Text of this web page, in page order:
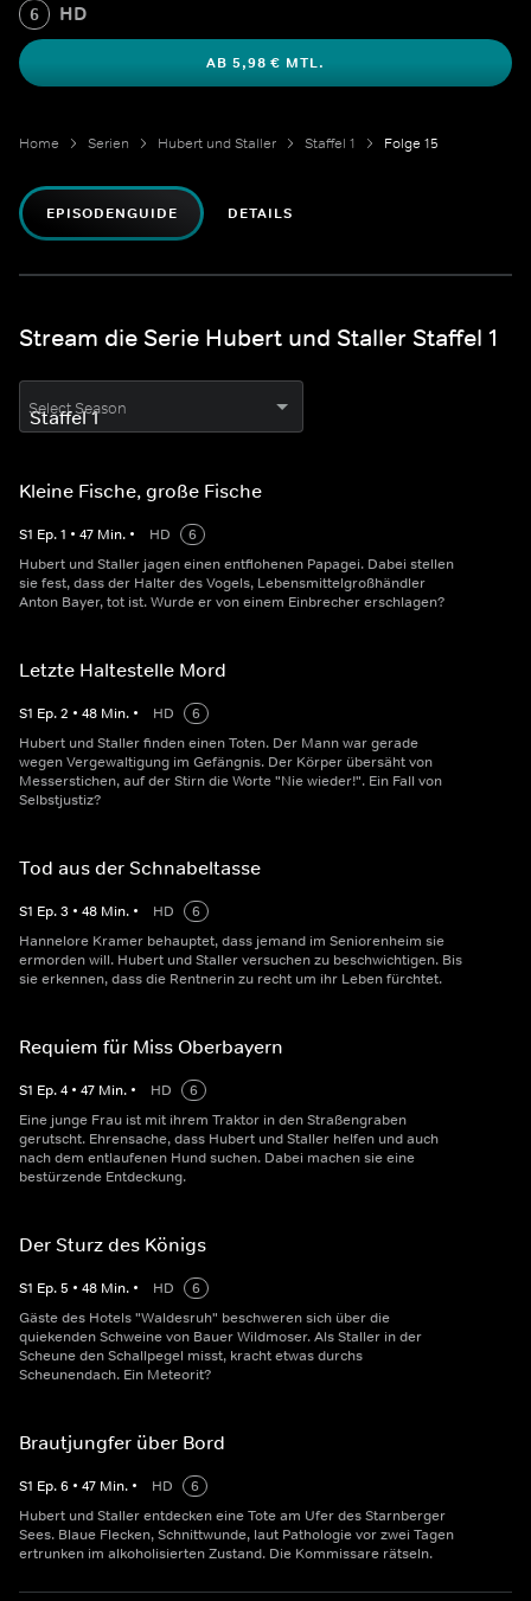
6 HD
AB 5,98 € MTL.
Home Serien Hubert und Staller Staffel 1 Folge 15
EPISODENGUIDE DETAILS
Stream die Serie Hubert und Staller Staffel 1
Select Season
Kleine Fische, große Fische
S1 Ep.1 • 47 Min. • HD
6
Hubert und Staller jagen einen entflohenen Papagei. Dabei stellen
sie fest, dass der Halter des Vogels, Lebensmittelgroßhändler
Anton Bayer, tot ist. Wurde er von einem Einbrecher erschlagen?
Letzte Haltestelle Mord
S1 Ep.2 • 48 Min. • HD
6
Hubert und Staller finden einen Toten. Der Mann war gerade
wegen Vergewaltigung im Gefängnis. Der Körper übersäht von
Messerstichen, auf der Stirn die Worte "Nie wieder!". Ein Fall von
Selbstjustiz?
Tod aus der Schnabeltasse
S1 Ep.3 • 48 Min. • HD
6
Hannelore Kramer behauptet, dass jemand im Seniorenheim sie
ermorden will. Hubert und Staller versuchen zu beschwichtigen. Bis
sie erkennen, dass die Rentnerin zu recht um ihr Leben fürchtet.
Requiem für Miss Oberbayern
S1 Ep.4 • 47 Min. • HD
6
Eine junge Frau ist mit ihrem Traktor in den Straßengraben
gerutscht. Ehrensache, dass Hubert und Staller helfen und auch
nach dem entlaufenen Hund suchen. Dabei machen sie eine
bestürzende Entdeckung.
Der Sturz des Königs
S1 Ep.5 • 48 Min. • HD
6
Gäste des Hotels "Waldesruh" beschweren sich über die
quiekenden Schweine von Bauer Wildmoser. Als Staller in der
Scheune den Schallpegel misst, kracht etwas durchs
Scheunendach. Ein Meteorit?
Brautjungfer über Bord
S1 Ep.6 • 47 Min. • HD
6
Hubert und Staller entdecken eine Tote am Ufer des Starnberger
Sees. Blaue Flecken, Schnittwunde, laut Pathologie vor zwei Tagen
ertrunken im alkoholisierten Zustand. Die Kommissare rätseln.